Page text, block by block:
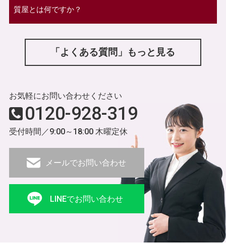
質屋とは何ですか？
「よくある質問」もっと見る
お気軽にお問い合わせください
0120-928-319
受付時間／9:00～18:00 木曜定休
メールでお問い合わせ
LINEでお問い合わせ